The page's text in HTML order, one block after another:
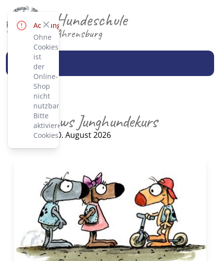
Achtung!
Ohne
Cookies
ist
der
Online-
Shop
nicht
nutzbar.
Bitte
aktiviere
Cookies.
CloseHundeschule
Ahrensburg
Teen-Paws Junghundekurs
Kursstart: 30. August 2026